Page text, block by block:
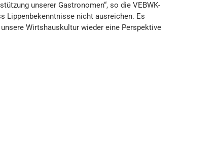
unserer Gastronomen“, so die VEBWK-
Lippenbekenntnisse nicht ausreichen. Es
Wirtshauskultur wieder eine Perspektive